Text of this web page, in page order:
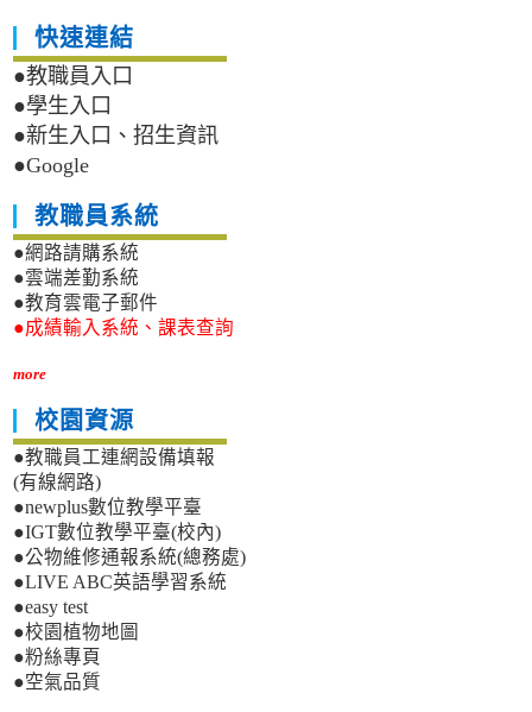
快速連結
●教職員入口
●學生入口
●新生入口、招生資訊
●Google
教職員系統
●網路請購系統
●雲端差勤系統
●教育雲電子郵件
●成績輸入系統、課表查詢
more
校園資源
●教職員工連網設備填報
(有線網路)
●newplus數位教學平臺
●IGT數位教學平臺(校內)
●公物維修通報系統(總務處)
●LIVE ABC英語學習系統
●easy test
●校園植物地圖
●粉絲專頁
●空氣品質